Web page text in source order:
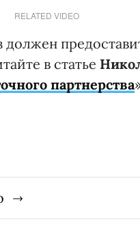
RELATED VIDEO
в статье
партнерства